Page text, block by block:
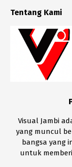
Tentang Kami
Visual Jambi
yang muncul
bangsa yang
untuk